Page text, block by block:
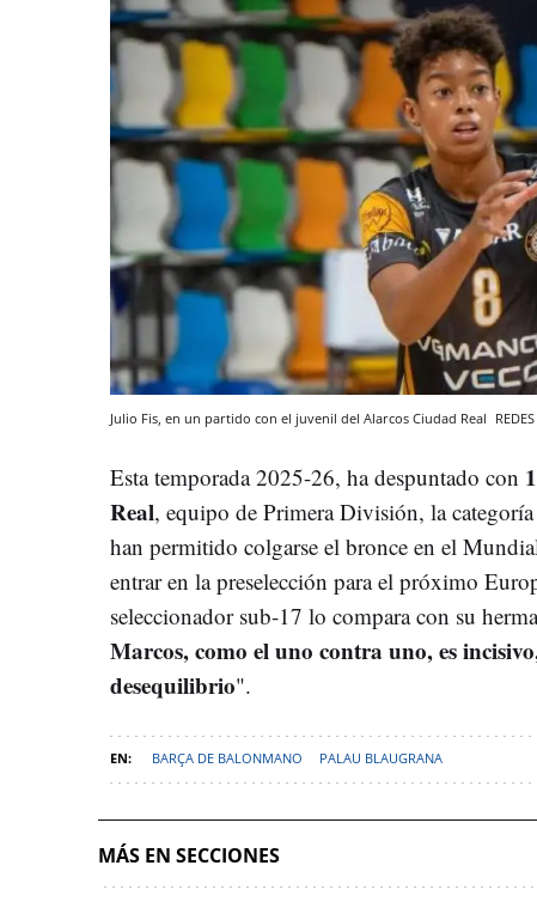
Julio Fis, en un partido con el juvenil del Alarcos Ciudad Real REDES
Esta temporada 2025-26, ha despuntado con
Real, equipo de Primera División, la
han permitido colgarse el bronce en el
entrar en la preselección para el próximo
seleccionador sub-17 lo compara con su
Marcos, como el uno contra uno, es
desequilibrio".
BARÇA DE BALONMANO PALAU BLAUGRANA
MÁS EN SECCIONES